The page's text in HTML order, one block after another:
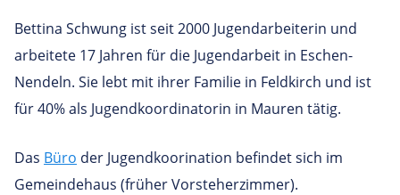
Bettina Schwung ist seit 2000 Jugendarbeiterin und
arbeitete 17 Jahren für die Jugendarbeit in Eschen-
Nendeln. Sie lebt mit ihrer Familie in Feldkirch und ist
für 40% als Jugendkoordinatorin in Mauren tätig.
Das Büro der Jugendkoorination befindet sich im
Gemeindehaus (früher Vorsteherzimmer).